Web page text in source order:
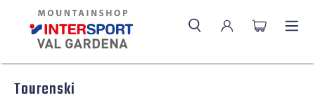
Tourenski